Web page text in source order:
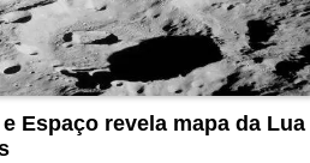
Espaço revela mapa da Lua